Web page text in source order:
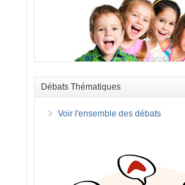
Débats Thématiques
Voir l'ensemble des débats